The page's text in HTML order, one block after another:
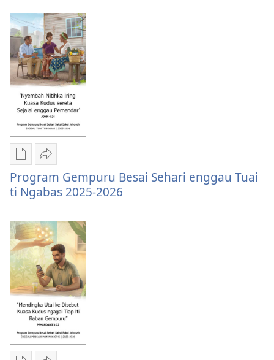
Kudus
elektronik
Examining
the
Scriptures
Daily
—
2026
Scriptures
Daily
—
2026
Chara
download
litaricha
Program
Gempuru
Besai
Sehari
enggau
Tuai
ti
Ngabas
2025-
2026
Kunsi
Program
Gempuru
Sehari
enggau
Tuai
ti
Ngabas
2025-
2026
Program Gempuru Besai Sehari enggau Tuai
ti Ngabas 2025-2026